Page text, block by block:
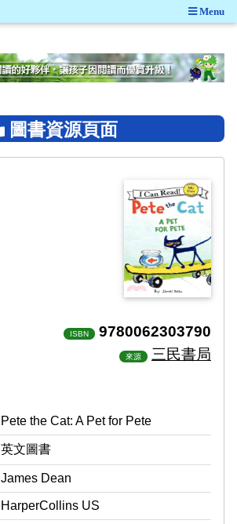
Menu
圖書資源頁面
ISBN 9780062303790
來源 三民書局
Pete the Cat: A Pet for Pete
英文圖書
James Dean
HarperCollins US